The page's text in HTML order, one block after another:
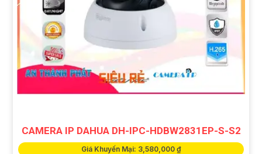
CAMERA IP DAHUA DH-IPC-HDBW2831EP-S-S2
Giá Khuyến Mại: 3,580,000 ₫